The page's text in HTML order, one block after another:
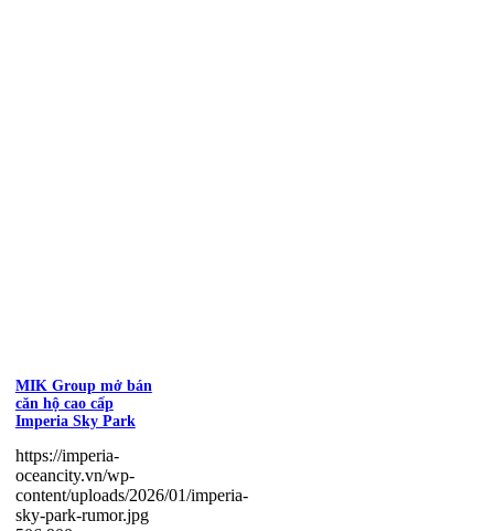
MIK Group mở bán
căn hộ cao cấp
Imperia Sky Park
https://imperia-
oceancity.vn/wp-
content/uploads/2026/01/imperia-
sky-park-rumor.jpg